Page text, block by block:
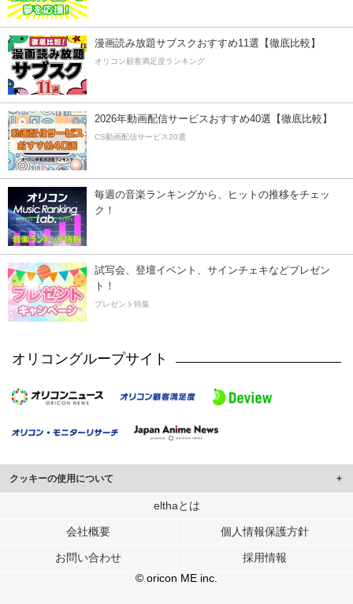
漫画読み放題サブスクおすすめ11選【徹底比較】
オリコン顧客満足度ランキング
2026年動画配信サービスおすすめ40選【徹底比較】
CS動画配信サービス20選
毎週の音楽ランキングから、ヒットの推移をチェッ
ク！
試写会、登壇イベント、サインチェキなどプレゼン
ト！
プレゼント特集
オリコングループサイト
クッキーの使用について
このサイトでは Cookie を使用して、ユーザーに合わせたコンテンツや広告の
行っています。
メディアや広告配信、データ解析の各パートナーに提供しています。
各パートナーは、この情報とユーザーが各パートナーに提供した他の情報や、
ユーザーが各パートナーのサービスを使用したときに収集した他の情報を組み
elthaとは
会社概要 個人情報保護方針
お問い合わせ
採用情報
© oricon ME inc.